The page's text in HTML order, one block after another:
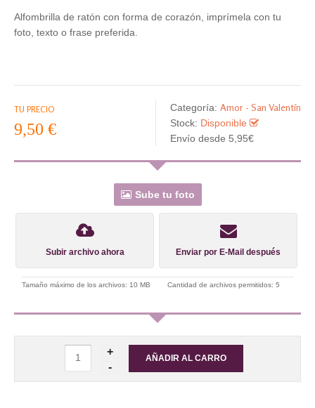
Alfombrilla de ratón con forma de corazón, imprímela con tu
foto, texto o frase preferida.
TU PRECIO
9,50 €
Categoría: Amor - San Valentín
Stock: Disponible
Envío desde 5,95€
Sube tu foto
Subir archivo ahora Enviar por E-Mail después
Tamaño máximo de los archivos: 10 MB Cantidad de archivos permitidos: 5